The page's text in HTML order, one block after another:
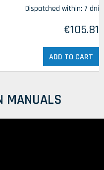
Dispatched within: 7 dni
€105.81
ADD TO CART
MANUALS